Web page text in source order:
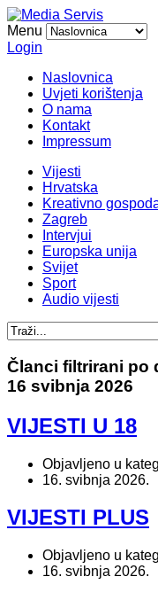
Menu
Login
Naslovnica
Uvjeti korištenja
O nama
Kontakt
Impressum
Vijesti
Hrvatska
Kreativno
Zagreb
Intervjui
Europska unija
Svijet
Sport
Audio vijesti
Članci filtrirani po
16 svibnja 2026
VIJESTI U 18
Objavljeno u
16. svibnja 2026.
VIJESTI PLUS
Objavljeno u
16. svibnja 2026.